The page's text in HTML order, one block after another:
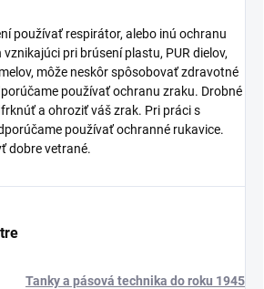
používať respirátor, alebo inú ochranu
pri brúsení plastu, PUR dielov,
môže neskôr spôsobovať zdravotné
používať ochranu zraku. Drobné
a ohroziť váš zrak. Pri práci s
používať ochranné rukavice.
dobre vetrané.
Tanky a pásová technika do roku 1945